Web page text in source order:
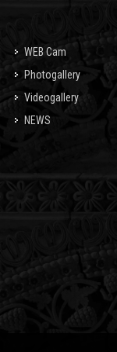
WEB Cam
Photogallery
Videogallery
NEWS